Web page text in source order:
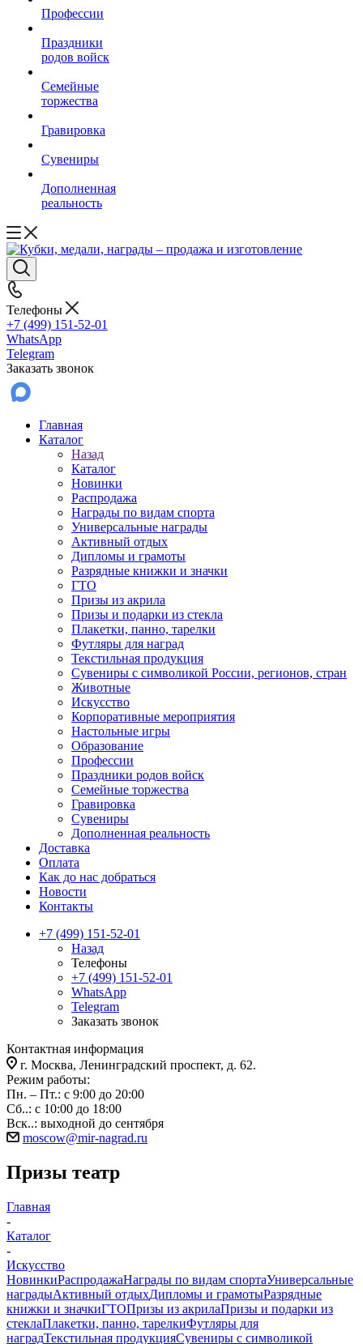
Профессии
Праздники
родов войск
Семейные
торжества
Гравировка
Сувениры
Дополненная
реальность
Телефоны
+7 (499) 151-52-01
WhatsApp
Telegram
Заказать звонок
Главная
Каталог
Назад
Каталог
Новинки
Распродажа
Награды по видам спорта
Универсальные награды
Активный отдых
Дипломы и грамоты
Разрядные книжки и значки
ГТО
Призы из акрила
Призы и подарки из стекла
Плакетки, панно, тарелки
Футляры для наград
Текстильная продукция
Сувениры с символикой России, регионов, стран
Животные
Искусство
Корпоративные мероприятия
Настольные игры
Образование
Профессии
Праздники родов войск
Семейные торжества
Гравировка
Сувениры
Дополненная реальность
Доставка
Оплата
Как до нас добраться
Новости
Контакты
+7 (499) 151-52-01
Назад
Телефоны
+7 (499) 151-52-01
WhatsApp
Telegram
Заказать звонок
Контактная информация
г. Москва, Ленинградский проспект, д. 62.
Режим работы:
Пн. – Пт.: с 9:00 до 20:00
Сб..: с 10:00 до 18:00
Вск..: выходной до сентября
moscow@mir-nagrad.ru
Призы театр
Главная
-
Каталог
-
Искусство
НовинкиРаспродажаНаграды по видам спортаУниверсальные
наградыАктивный отдыхДипломы и грамотыРазрядные
книжки и значкиГТОПризы из акрилаПризы и подарки из
стеклаПлакетки, панно, тарелкиФутляры для
наградТекстильная продукцияСувениры с символикой